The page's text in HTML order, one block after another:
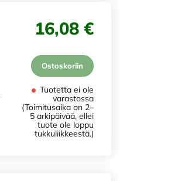
16,08 €
Ostoskoriin
Tuotetta ei ole
varastossa
(Toimitusaika on 2–
5 arkipäivää, ellei
tuote ole loppu
tukkuliikkeestä.)